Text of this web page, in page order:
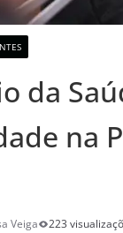
da
na
Veiga 223